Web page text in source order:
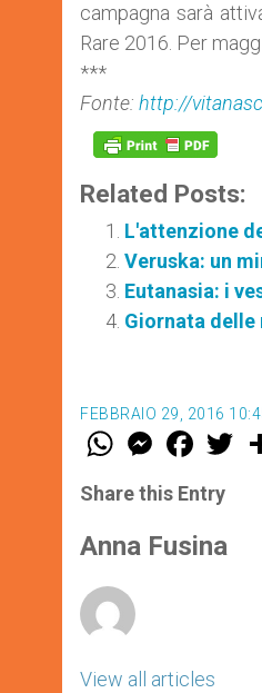
campagna sarà
Rare 2016. Per
***
Fonte: http://
Related Posts:
L'attenzione
Veruska: un
Eutanasia: i
Giornata
FEBBRAIO 29, 2016
W
t
s
p
p
M
e
s
e
g
e
F
a
e
b
o
k
w
Share this Entry
Anna Fusina
View all articles